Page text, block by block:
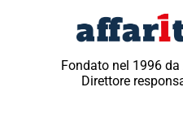
Fondato nel 1996
Direttore